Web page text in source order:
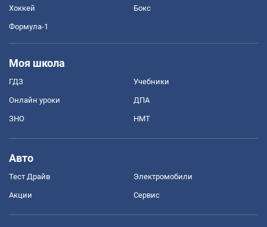
Хоккей Бокс
Формула-1
Моя школа
ГДЗ Учебники
Онлайн уроки ДПА
ЗНО НМТ
Авто
Тест Драйв Электромобили
Акции Сервис